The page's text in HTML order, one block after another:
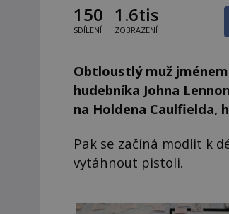
150
SDÍLENÍ
1.6tis
ZOBRAZENÍ
Obtloustlý muž
hudebníka Johna
na Holdena Caulfielda,
Pak se začíná modlit k
vytáhnout pistoli.